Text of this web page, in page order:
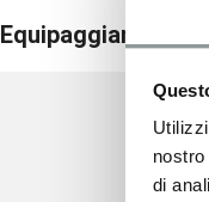
di
Equipaggiamento